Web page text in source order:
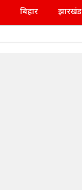
बिहार झारखंड